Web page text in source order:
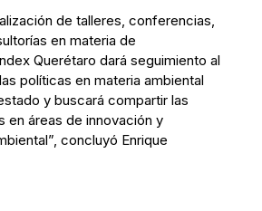
de talleres, conferencias,
en materia de
Querétaro dará seguimiento al
políticas en materia ambiental
y buscará compartir las
en áreas de innovación y
concluyó Enrique